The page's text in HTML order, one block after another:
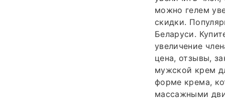
можно гелем
скидки.
Беларуси.
увеличение
цена, отзывы,
мужской крем
форме крема,
массажными